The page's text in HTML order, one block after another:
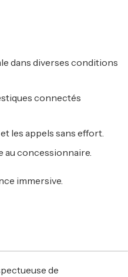
dans diverses conditions
connectés
les appels sans effort.
au concessionnaire.
immersive.
de